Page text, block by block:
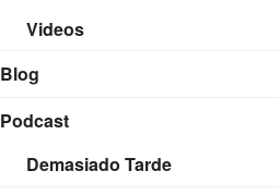
Videos
Blog
Podcast
Demasiado Tarde